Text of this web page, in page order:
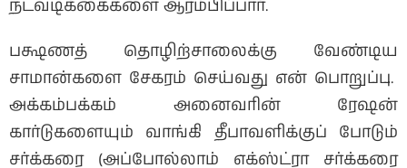
நடவடிக்கைகளை ஆரம்பிப்பார்.
பக்ஷணத் தொழிற்சாலைக்கு வேண்டிய
சாமான்களை சேகரம் செய்வது என் பொறுப்பு.
அக்கம்பக்கம் அனைவரின் ரேஷன்
கார்டுகளையும் வாங்கி தீபாவளிக்குப் போடும்
சர்க்கரை (அப்போல்லாம் எக்ஸ்ட்ரா சர்க்கரை